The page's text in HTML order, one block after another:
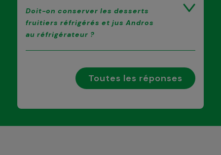
Doit-on conserver les desserts
fruitiers réfrigérés et jus Andros
au réfrigérateur ?
Toutes les réponses